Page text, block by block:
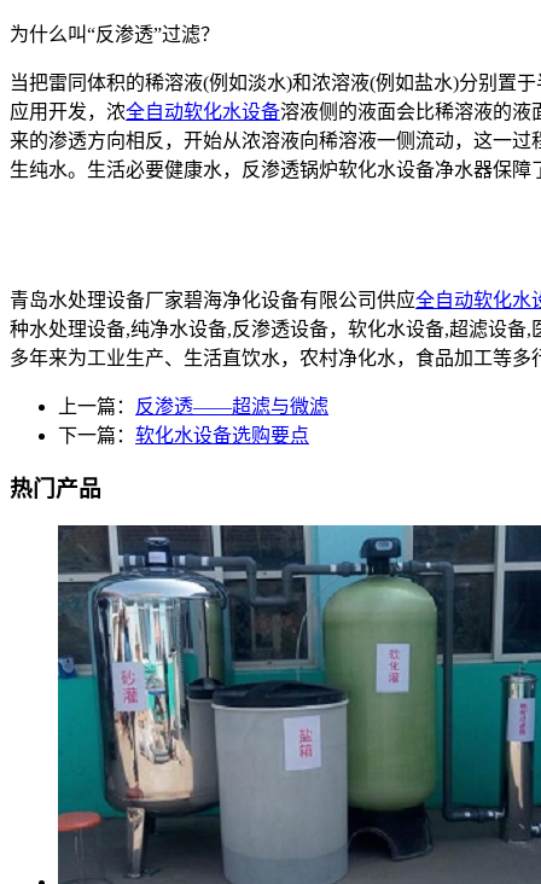
为什么叫“反渗透”过滤？
当把雷同体积的稀溶液(例如淡水)和浓溶液(例如盐水)分别置
应用开发，浓全自动软化水设备溶液侧的液面会比稀溶液的液
来的渗透方向相反，开始从浓溶液向稀溶液一侧流动，这一
生纯水。生活必要健康水，反渗透锅炉软化水设备净水器保障
青岛水处理设备厂家碧海净化设备有限公司供应全自动软化水
种水处理设备,纯净水设备,反渗透设备，软化水设备,超滤设
多年来为工业生产、生活直饮水，农村净化水，食品加工等
上一篇：
反渗透——超滤与微滤
下一篇： 软化水设备选购要点
热门产品